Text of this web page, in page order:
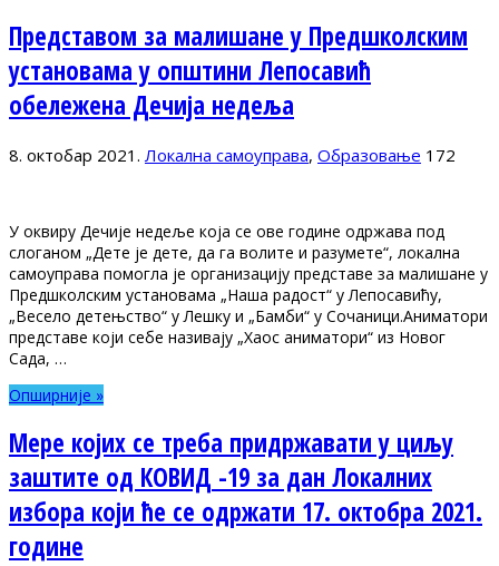
Представом за малишане у Предшколским
установама у општини Лепосавић
обележена Дечија недеља
8. октобар 2021. Локална самоуправа, Образовање 172
У оквиру Дечије недеље која се ове године одржава под
слоганом „Дете је дете, да га волите и разумете“, локална
самоуправа помогла је организацију представе за малишане у
Предшколским установама „Наша радост“ у Лепосавићу,
„Весело детењство“ у Лешку и „Бамби“ у Сочаници.Aниматори
представе који себе називају „Хаос аниматори“ из Новог
Сада, …
Опширније »
Мере којих се треба придржавати у циљу
заштите од КОВИД -19 за дан Локалних
избора који ће се одржати 17. октобра 2021.
године